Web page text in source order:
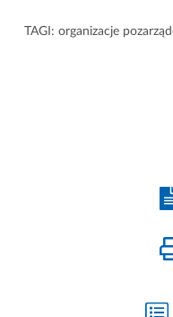
TAGI: organizacje